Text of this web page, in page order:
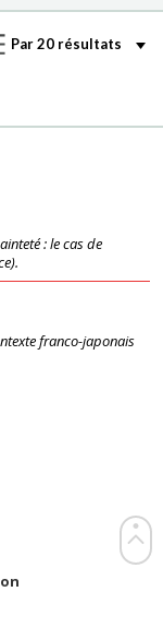
: le cas de
franco-japonais